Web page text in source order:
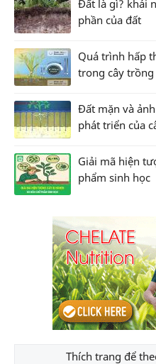
Đất là gì? khái
phần của đất
Quá trình hấp
trong cây trồng
Đất mặn và
phát triển của
Giải mã hiện
phẩm sinh học
Thích trang để